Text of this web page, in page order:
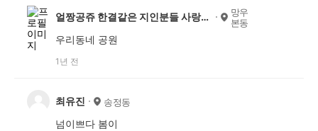
얼짱공쥬 한결같은 지인분들 사랑해용~
망우
본동
우리동네 공원
1년 전
최유진 송정동
넘이쁘다 봄이